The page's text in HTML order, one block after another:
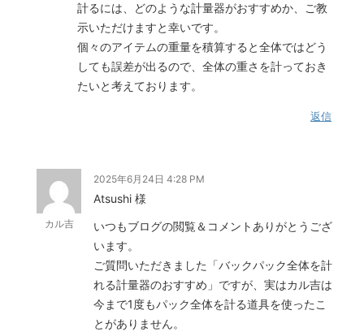
計るには、どのような計量器がおすすめか、ご教
示いただけますと幸いです。
個々のアイテムの重量を積算すると全体ではどう
しても誤差が出るので、全体の重さを計っておき
たいと考えております。
返信
カル吉
2025年6月24日 4:28 PM
Atsushi 様
いつもブログの閲覧＆コメントありがとうござ
います。
ご質問いただきました「バックパック全体を計
れる計量器のおすすめ」ですが、実はカル吉は
今まで1度もパック全体を計る道具を使ったこ
とがありません。